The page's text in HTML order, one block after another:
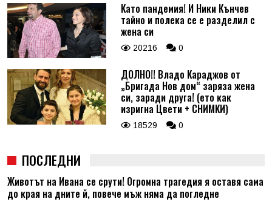
Като пандемия! И Ники Кънчев
тайно и полека се е разделил с
жена си
20216 0
ДОЛНО!! Владо Караджов от
„Бригада Нов дом“ заряза жена
си, заради друга! (ето как
изригна Цвети + СНИМКИ)
18529 0
ПОСЛЕДНИ
Животът на Ивана се срути! Огромна трагедия я оставя сама
до края на дните й, повече мъж няма да погледне